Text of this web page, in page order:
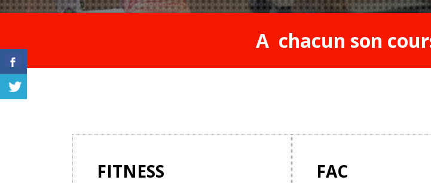
A chacun son
FITNESS FAC